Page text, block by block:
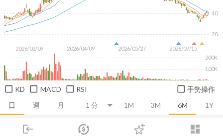
login dashboard
市場 登入
日 週 月 1M 3M 6M 1Y
2026/02/09 2026/04/09 2026/05/27 2026/07/15
20
40
100K
200K
KD MACD RSI 手勢操作
推薦卡片 技術面 消息面 財務報